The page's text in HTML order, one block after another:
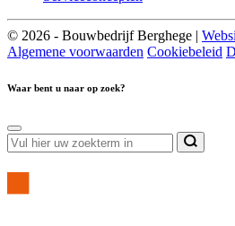
© 2026 - Bouwbedrijf Berghege |
Algemene voorwaarden Cookiebeleid
Waar bent u naar op zoek?